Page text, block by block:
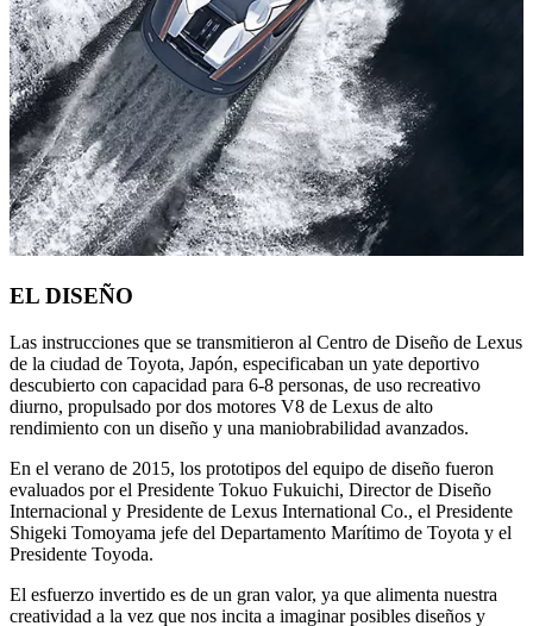
EL DISEÑO
Las instrucciones que se transmitieron al Centro de Diseño de Lexus
de la ciudad de Toyota, Japón, especificaban un yate deportivo
descubierto con capacidad para 6-8 personas, de uso recreativo
diurno, propulsado por dos motores V8 de Lexus de alto
rendimiento con un diseño y una maniobrabilidad avanzados.
En el verano de 2015, los prototipos del equipo de diseño fueron
evaluados por el Presidente Tokuo Fukuichi, Director de Diseño
Internacional y Presidente de Lexus International Co., el Presidente
Shigeki Tomoyama jefe del Departamento Marítimo de Toyota y el
Presidente Toyoda.
El esfuerzo invertido es de un gran valor, ya que alimenta nuestra
creatividad a la vez que nos incita a imaginar posibles diseños y